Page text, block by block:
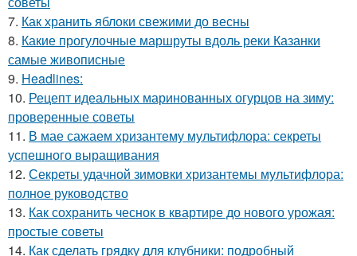
7. Как хранить яблоки свежими до весны
8. Какие прогулочные маршруты вдоль реки Казанки
самые живописные
9. Headlines:
10. Рецепт идеальных маринованных огурцов на зиму:
проверенные советы
11. В мае сажаем хризантему мультифлора: секреты
успешного выращивания
12. Секреты удачной зимовки хризантемы мультифлора:
полное руководство
13. Как сохранить чеснок в квартире до нового урожая:
простые советы
14. Как сделать грядку для клубники: подробный